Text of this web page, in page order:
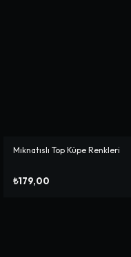
Mıknatıslı Top Küpe Renkleri
₺179,00